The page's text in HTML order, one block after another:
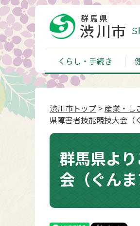
くらし・手続き
渋川市トップ >産業・し
県障害者技能競技大会（
群馬県よ
会（ぐん